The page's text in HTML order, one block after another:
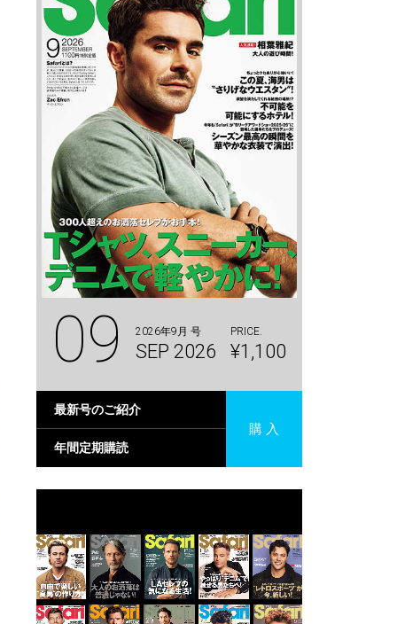
09 2026年9月 号
SEP 2026
PRICE.
¥1,100
最新号のご紹介
年間定期購読
購 入